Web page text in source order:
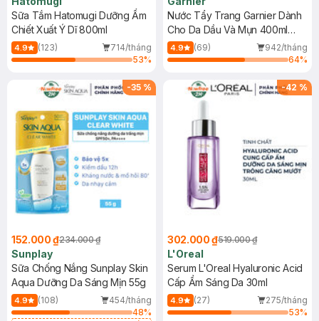
Sữa Tắm Hatomugi Dưỡng Ẩm
Chiết Xuất Ý Dĩ 800ml
4.9 (123)
714/tháng
53%
Nước Tẩy Trang Garnier Dành
Cho Da Dầu Và Mụn 400ml
(Mới)
4.9 (69)
942/tháng
64%
-35 %
152.000 ₫234.000 ₫
Sunplay
Sữa Chống Nắng Sunplay Skin
Aqua Dưỡng Da Sáng Mịn 55g
4.9 (108)
454/tháng
48%
-42 %
302.000 ₫519.000 ₫
L'Oreal
Serum L'Oreal Hyaluronic Acid
Cấp Ẩm Sáng Da 30ml
4.9 (27)
275/tháng
53%